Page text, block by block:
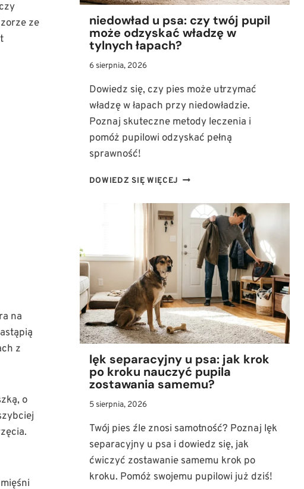
ze
na
z
o
niedowład u psa: czy twój pupil
może odzyskać władzę w
tylnych łapach?
6 sierpnia, 2026
Dowiedz się, czy pies może utrzymać
władzę w łapach przy niedowładzie.
Poznaj skuteczne metody leczenia i
pomóż pupilowi odzyskać pełną
sprawność!
DOWIEDZ SIĘ WIĘCEJ NIEDOWŁAD
PSA:
CZY
PUPIL
MOŻE
ODZYSKAĆ
WŁADZĘ
TYLNYCH
ŁAPACH?
lęk separacyjny u psa: jak krok
po kroku nauczyć pupila
zostawania samemu?
5 sierpnia, 2026
Twój pies źle znosi samotność? Poznaj lęk
separacyjny u psa i dowiedz się, jak
ćwiczyć zostawanie samemu krok po
kroku. Pomóż swojemu pupilowi już dziś!